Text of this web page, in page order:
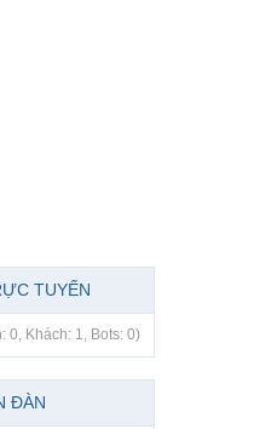
TUYẾN
0, Khách: 1, Bots: 0)
ĐÀN